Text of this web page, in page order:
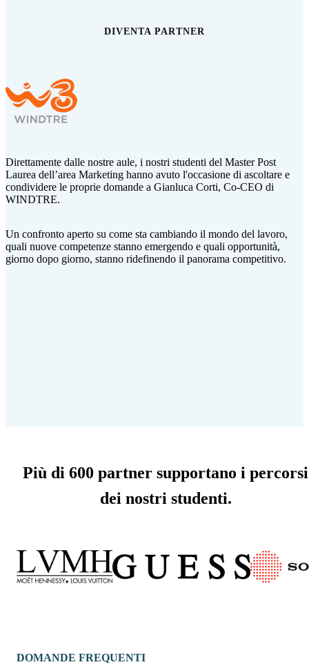
DIVENTA PARTNER
Direttamente dalle nostre aule, i nostri studenti del Master Post
Laurea dell’area Marketing hanno avuto l'occasione di ascoltare e
condividere le proprie domande a Gianluca Corti, Co-CEO di
WINDTRE.
Un confronto aperto su come sta cambiando il mondo del lavoro,
quali nuove competenze stanno emergendo e quali opportunità,
giorno dopo giorno, stanno ridefinendo il panorama competitivo.
Più di 600 partner supportano i percorsi
dei nostri studenti.
DOMANDE FREQUENTI